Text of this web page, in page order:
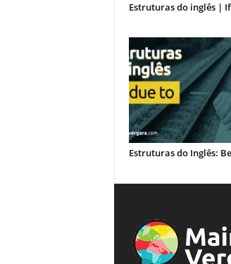
Estruturas do inglês |
Estruturas do Inglês: